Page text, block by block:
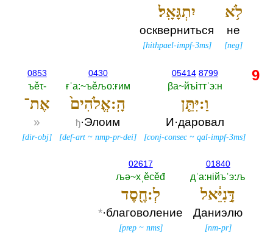
לֹ֥א
не
[neg]
יִתְגָּאָֽל׃
оскверниться
[hithpael-impf-3ms]
05414 8799
βа~йъiттˈэ:н
וַ:יִּתֵּ֤ן
И·даровал
[conj-consec ~qal-impf-3ms]
0430
ғˈа:~ъěљо:ғим
הָֽ:אֱלֹהִים֙
ђ·Элоим
[def-art ~nmp-pr-dei]
0853
ъěτ-‎
אֶת־
»
[dir-obj]
01840
дˈа:нiйъˈэ:љ
דָּ֣נִיֵּ֔אל
Даниэлю
[nm-pr]
02617
љә~хˌěсěđ
לְ:חֶ֖סֶד
*·благоволение
[prep~ nms]
9